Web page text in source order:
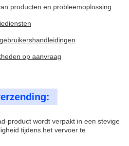
producten en probleemoplossing
op aanvraag
product wordt verpakt in een stevige
tijdens het vervoer te